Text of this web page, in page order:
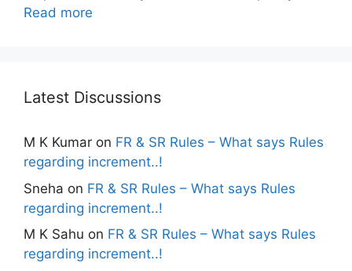
Read more
Latest Discussions
M K Kumar on FR & SR Rules – What says Rules
regarding increment..!
Sneha on FR & SR Rules – What says Rules
regarding increment..!
M K Sahu on FR & SR Rules – What says Rules
regarding increment..!